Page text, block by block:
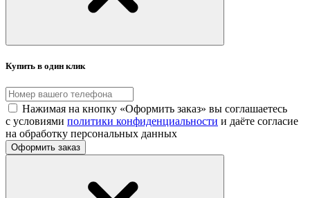
Купить в один клик
Нажимая на кнопку «Оформить заказ» вы соглашаетесь
с условиями политики конфиденциальности и даёте согласие
на обработку персональных данных
Оформить заказ